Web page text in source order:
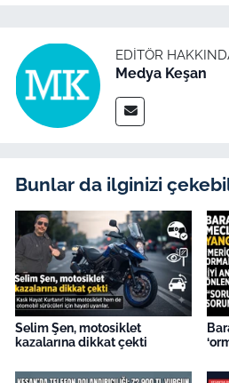
EDITÖR
Medya Keşan
Bunlar da ilginizi
Selim Şen, motosiklet
kazalarına dikkat çekti
Magazin
İş Dünyası
English News
Canlı Maç
Finans
Genel-A
Gündem-Eğitim